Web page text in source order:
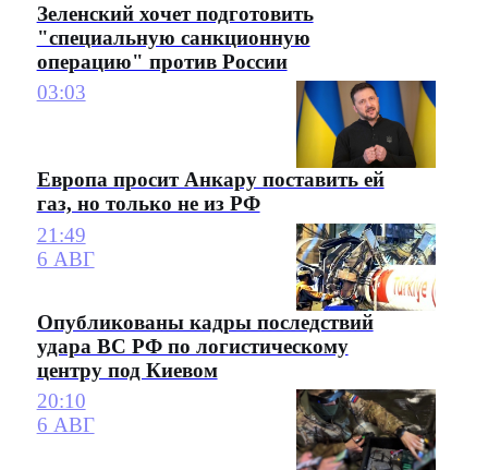
Зеленский хочет подготовить
"специальную санкционную
операцию" против России
03:03
Европа просит Анкару поставить ей
газ, но только не из РФ
21:49
6 АВГ
Опубликованы кадры последствий
удара ВС РФ по логистическому
центру под Киевом
20:10
6 АВГ